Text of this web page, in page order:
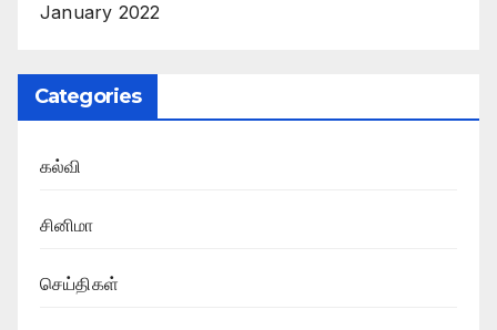
January 2022
Categories
கல்வி
சினிமா
செய்திகள்